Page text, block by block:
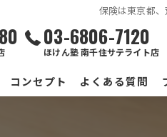
保険は東京都
03-6806-7120
ほけん塾 南千住サテライト店
コンセプト よくある質問